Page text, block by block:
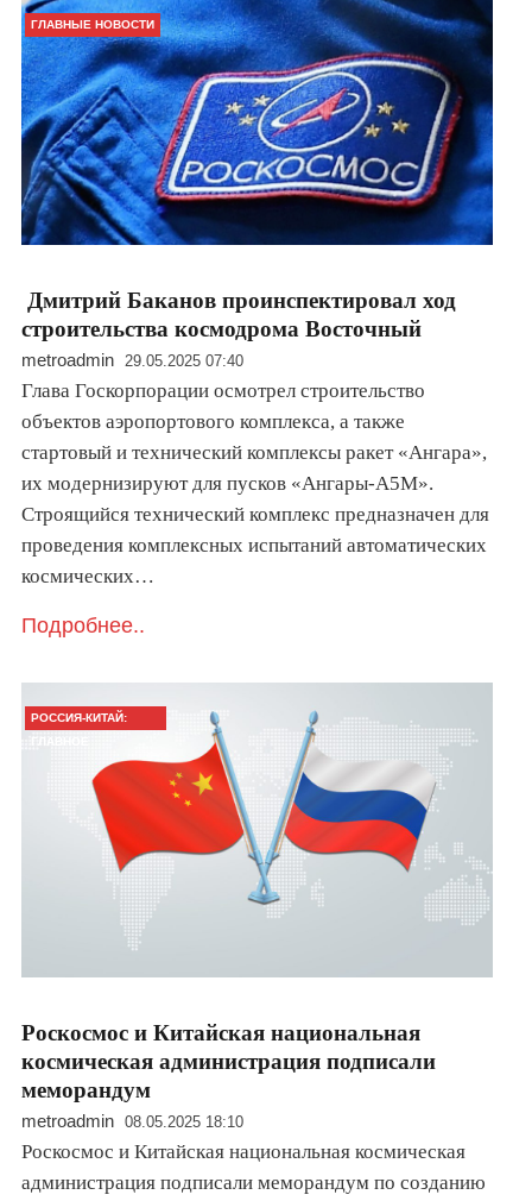
ГЛАВНЫЕ НОВОСТИ
Дмитрий Баканов проинспектировал ход
строительства космодрома Восточный
metroadmin 29.05.2025 07:40
Глава Госкорпорации осмотрел строительство
объектов аэропортового комплекса, а также
стартовый и технический комплексы ракет «Ангара»,
их модернизируют для пусков «Ангары-А5М».
Строящийся технический комплекс предназначен для
проведения комплексных испытаний автоматических
космических…
Подробнее..
РОССИЯ-КИТАЙ:
Роскосмос и Китайская национальная
космическая администрация подписали
меморандум
metroadmin 08.05.2025 18:10
Роскосмос и Китайская национальная космическая
администрация подписали меморандум по созданию